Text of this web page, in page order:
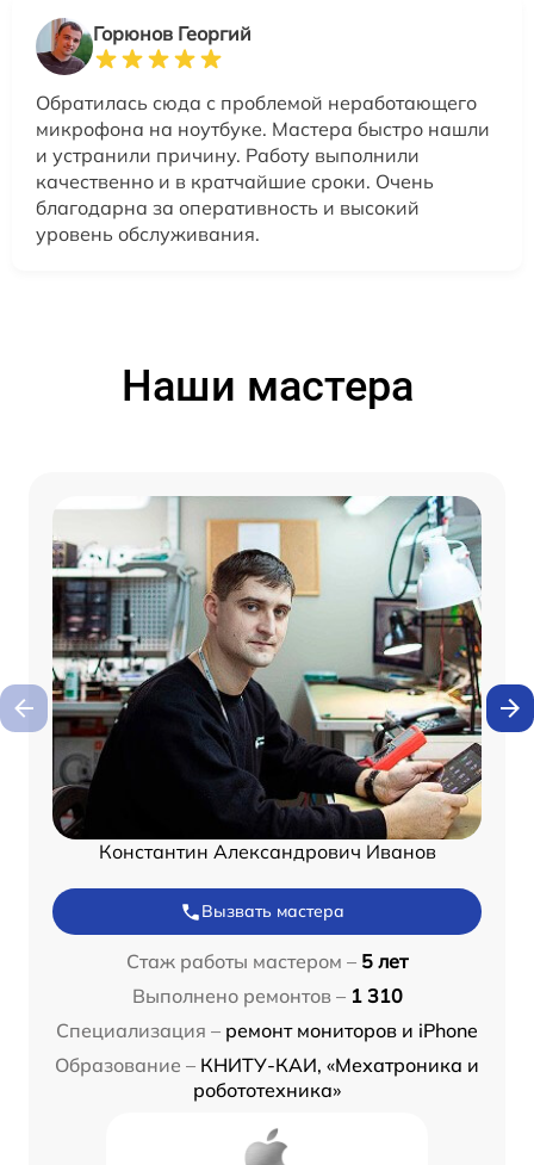
Горюнов Георгий
Обратилась сюда с проблемой неработающего
микрофона на ноутбуке. Мастера быстро нашли
и устранили причину. Работу выполнили
качественно и в кратчайшие сроки. Очень
благодарна за оперативность и высокий
уровень обслуживания.
Наши мастера
Константин Александрович Иванов
Вызвать мастера
Стаж работы мастером – 5 лет
Выполнено ремонтов – 1 310
Специализация – ремонт мониторов и iPhone
Образование – КНИТУ-КАИ, «Мехатроника и
робототехника»